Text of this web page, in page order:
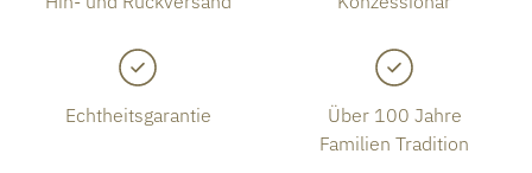
Echtheitsgarantie
Über 100 Jahre
Familien Tradition